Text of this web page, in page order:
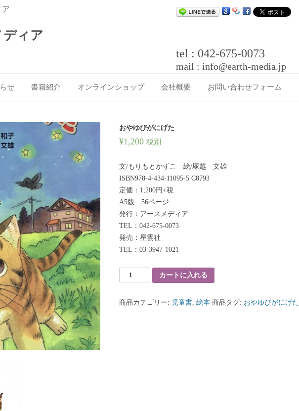
ア
ディア
tel : 042-675-0073
mail : info@earth-media.jp
せ 書籍紹介 オンラインショップ 会社概要 お問い合わせフォーム
おやゆびがにげた
¥1,200 税別
文/もりもとかずこ 絵/塚越 文雄
ISBN978-4-434-11095-5 C8793
定価：1,200円+税
A5版 56ページ
発行：アースメディア
TEL：042-675-0073
発売：星雲社
TEL：03-3947-1021
カートに入れる
商品カテゴリー: 児童書,絵本 商品タグ: おやゆびがにげた